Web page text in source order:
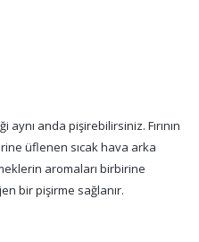
aynı anda pişirebilirsiniz. Fırının
üflenen sıcak hava arka
aromaları birbirine
bir pişirme sağlanır.